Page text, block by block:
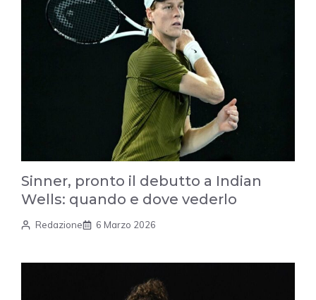
Sinner, pronto il debutto a Indian
Wells: quando e dove vederlo
Redazione 6 Marzo 2026